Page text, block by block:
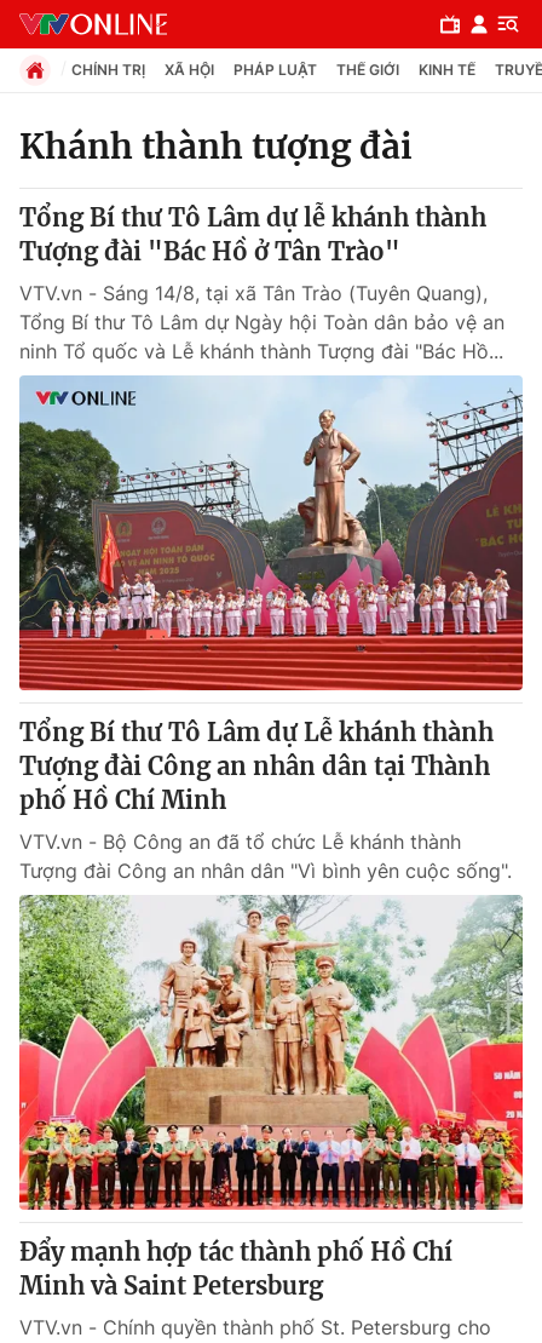
Chuyên mục
Chính trị
Xã hội
Pháp luật
Y tế
Thế giới
Tin tức
Thế giới đó đây
Câu chuyện quốc tế
Kinh tế
Tài chính
Thị trường
Góc doanh nghiệp
Dữ liệu và đời sống
Truyền hình
Phim VTV
Hậu trường
Nhân vật
Khán giả
Giải sao mai
Giải trí
Điện ảnh
Âm nhạc
Sao
Đời sống
Du lịch
Làm đẹp
Chất lượng cuộc sống
Giáo dục
Tuyển sinh
Học trực tuyến
Công nghệ
Hitech Công nghệ tương lai
Sản phẩm
Thị trường
Tư vấn
Giao lưu trực tuyến
Lịch phát sóng
Chuyên mục khác
Emagazine Podcast
CHÍNH TRỊ XÃ HỘI PHÁP LUẬT THẾ GIỚI KINH TẾ
Khánh thành tượng đài
Tổng Bí thư Tô Lâm dự lễ khánh thành
Tượng đài "Bác Hồ ở Tân Trào"
VTV.vn - Sáng 14/8, tại xã Tân Trào (Tuyên Quang),
Tổng Bí thư Tô Lâm dự Ngày hội Toàn dân bảo vệ an
ninh Tổ quốc và Lễ khánh thành Tượng đài "Bác Hồ...
Tổng Bí thư Tô Lâm dự Lễ khánh thành
Tượng đài Công an nhân dân tại Thành
phố Hồ Chí Minh
VTV.vn - Bộ Công an đã tổ chức Lễ khánh thành
Tượng đài Công an nhân dân "Vì bình yên cuộc sống".
Đẩy mạnh hợp tác thành phố Hồ Chí
Minh và Saint Petersburg
VTV.vn - Chính quyền thành phố St. Petersburg cho